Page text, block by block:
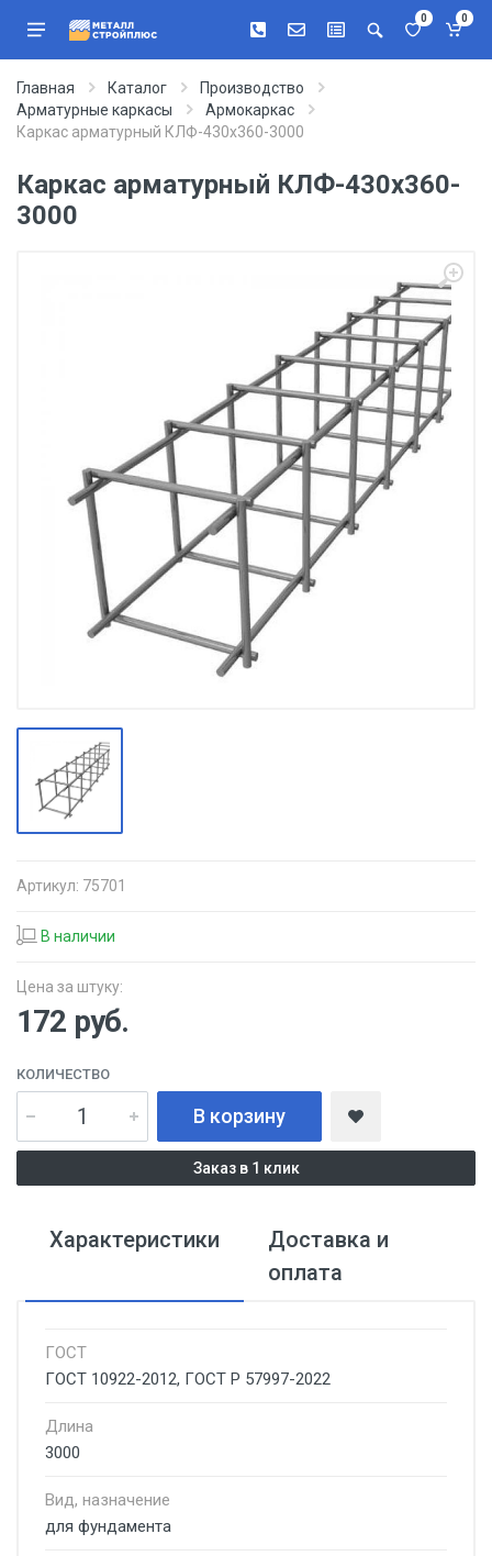
0 0
Главная Каталог
Производство
Арматурные каркасы
Армокаркас
Каркас арматурный КЛФ-430х360-3000
Каркас арматурный КЛФ-430х360-
3000
Артикул: 75701
В наличии
Цена за штуку:
172 руб.
КОЛИЧЕСТВО
В корзину
Заказ в 1 клик
Характеристики
Доставка и
оплата
ГОСТ
ГОСТ 10922-2012, ГОСТ Р 57997-2022
Длина
3000
Вид, назначение
для фундамента